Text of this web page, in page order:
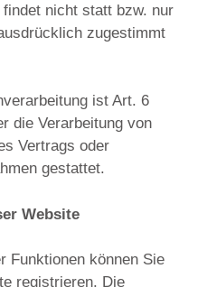
nicht statt bzw. nur
zugestimmt
ist Art. 6
die Verarbeitung von
Vertrags oder
gestattet.
Website
Funktionen können Sie
registrieren. Die